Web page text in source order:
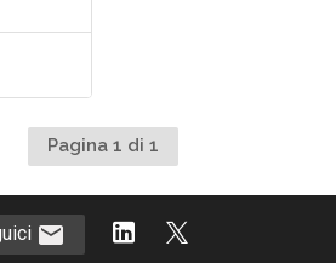
Pagina 1 di 1